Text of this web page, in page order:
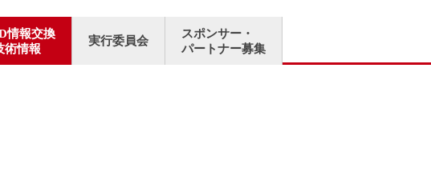
情報交換
術情報
実行委員会
スポンサー・
パートナー募集